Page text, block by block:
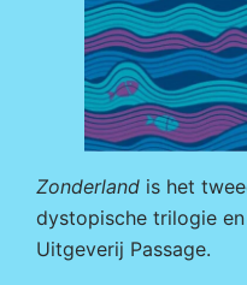
Zonderland is het
dystopische trilogie
Uitgeverij Passage.